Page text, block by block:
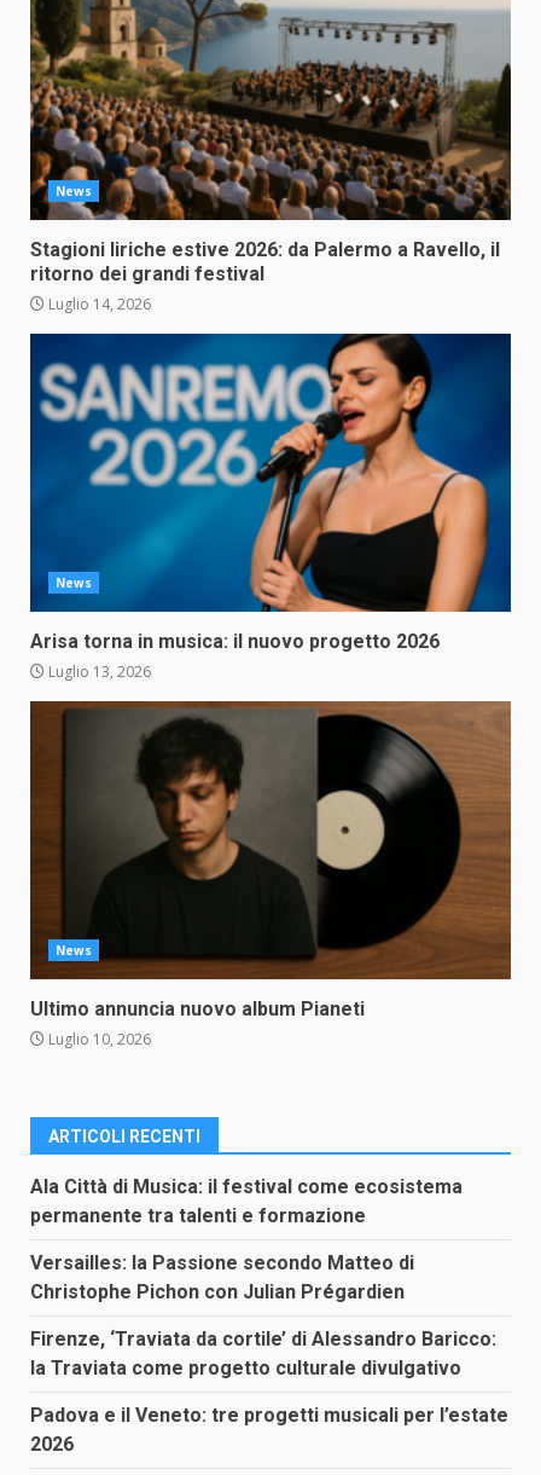
News
Stagioni liriche estive 2026: da Palermo a Ravello, il
ritorno dei grandi festival
Luglio 14, 2026
News
Arisa torna in musica: il nuovo progetto 2026
Luglio 13, 2026
News
Ultimo annuncia nuovo album Pianeti
Luglio 10, 2026
ARTICOLI RECENTI
Ala Città di Musica: il festival come ecosistema
permanente tra talenti e formazione
Versailles: la Passione secondo Matteo di
Christophe Pichon con Julian Prégardien
Firenze, ‘Traviata da cortile’ di Alessandro Baricco:
la Traviata come progetto culturale divulgativo
Padova e il Veneto: tre progetti musicali per l’estate
2026